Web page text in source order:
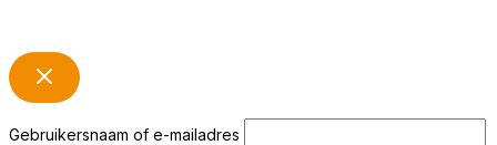
Gebruikersnaam of e-mailadres